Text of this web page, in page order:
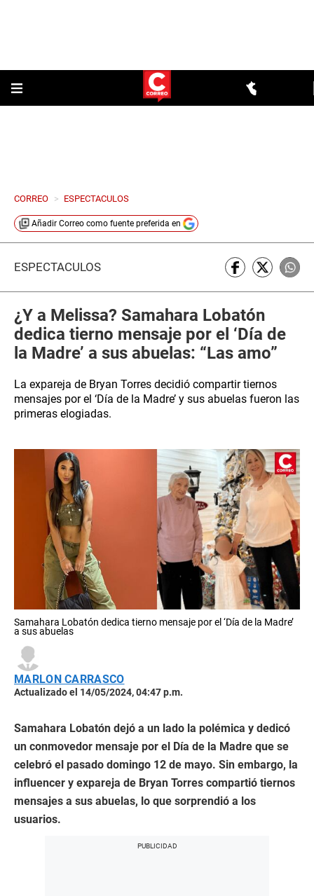
CORREO > ESPECTACULOS
Añadir Correo como fuente preferida en
ESPECTÁCULOS
¿Y a Melissa? Samahara Lobatón
dedica tierno mensaje por el ‘Día de
la Madre’ a sus abuelas: “Las amo”
La expareja de Bryan Torres decidió compartir tiernos
mensajes por el ‘Día de la Madre’ y sus abuelas fueron las
primeras elogiadas.
Samahara Lobatón dedica tierno mensaje por el ‘Día de la Madre’
a sus abuelas
MARLON CARRASCO
Actualizado el 14/05/2024, 04:47 p.m.
Samahara Lobatón dejó a un lado la polémica y dedicó
un conmovedor mensaje por el Día de la Madre que se
celebró el pasado domingo 12 de mayo. Sin embargo, la
influencer y expareja de Bryan Torres compartió tiernos
mensajes a sus abuelas, lo que sorprendió a los
usuarios.